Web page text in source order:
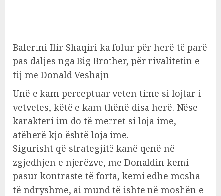
Balerini Ilir Shaqiri ka folur për herë të parë
pas daljes nga Big Brother, për rivalitetin e
tij me Donald Veshajn.
Unë e kam perceptuar veten time si lojtar i
vetvetes, këtë e kam thënë disa herë. Nëse
karakteri im do të merret si loja ime,
atëherë kjo është loja ime.
Sigurisht që strategjitë kanë qenë në
zgjedhjen e njerëzve, me Donaldin kemi
pasur kontraste të forta, kemi edhe mosha
të ndryshme, ai mund të ishte në moshën e